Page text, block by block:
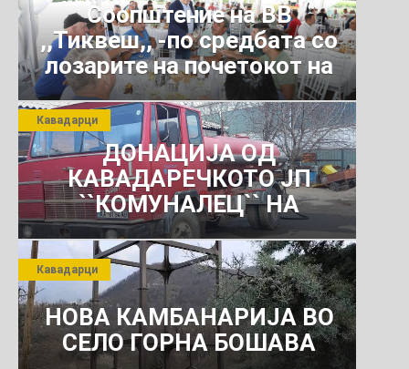
Соопштение на ВВ
,,Тиквеш,, -по средбата со
лозарите на почетокот на
јули 2026 г.
ДОНАЦИЈА ОД
КАВАДАРЕЧКОТО ЈП
``КОМУНАЛЕЦ`` НА
РОСОМАНСКОТО ЈАВНО
ПРЕТПРИЈАТИЕ ЗА
КОМУНАЛНО УСЛУГИ
Кавадарци
НОВА КАМБАНАРИЈА ВО
СЕЛО ГОРНА БОШАВА
Кавадарци